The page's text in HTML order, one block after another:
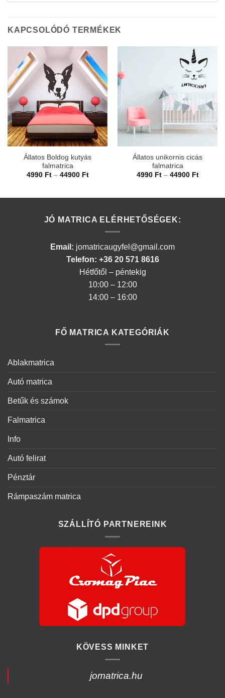
KAPCSOLÓDÓ TERMÉKEK
Állatos Boldog kutyás
falmatrica
4990 Ft – 44900 FtÁrtartomány:
Állatos unikornis cicás
falmatrica
4990 Ft – 44900 Ft
JÓ MATRICA ELÉRHETŐSÉGEK:
Email: jomatricaugyfel@gmail.com
Telefon: +36 20 571 8616
Hétfőtől – péntekig
10:00 – 12:00
14:00 – 16:00
FŐ MATRICA KATEGÓRIÁK
Ablakmatrica
Autó matrica
Betűk és számok
Falmatrica
Info
Autó felirat
Pénztár
Rámpaszám matrica
SZÁLLÍTÓ PARTNEREINK
KÖVESS MINKET
jomatrica.hu